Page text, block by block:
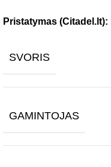
Pristatymas (Citadel.lt):
SVORIS
GAMINTOJAS